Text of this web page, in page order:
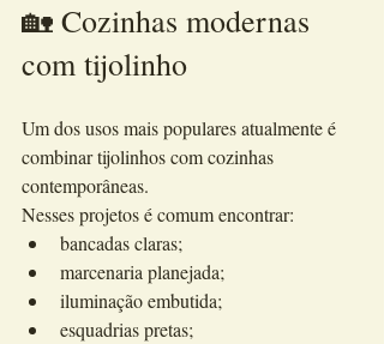
🏡 Cozinhas modernas
com tijolinho
Um dos usos mais populares atualmente é
combinar tijolinhos com cozinhas
contemporâneas.
Nesses projetos é comum encontrar:
bancadas claras;
marcenaria planejada;
iluminação embutida;
esquadrias pretas;